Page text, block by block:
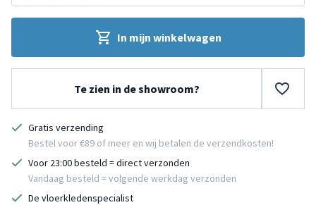
In mijn winkelwagen
Te zien in de showroom?
Gratis verzending
Bestel voor €89 of meer en wij betalen de verzendkosten!
Voor 23:00 besteld = direct verzonden
Vandaag besteld = volgende werkdag verzonden
De vloerkledenspecialist